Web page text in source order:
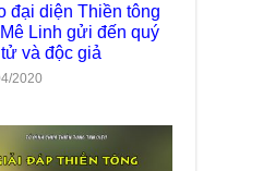
đại diện Thiền tông
Linh gửi đến quý
và độc giả
2020